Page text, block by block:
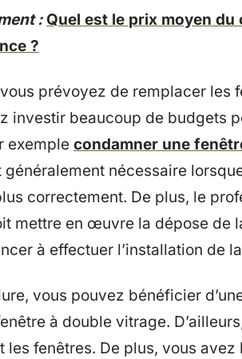
: Quel est le prix moyen
?
prévoyez de remplacer les
investir beaucoup de budgets
exemple condamner une
généralement nécessaire
correctement. De plus, le
mettre en œuvre la dépose de
à effectuer l’installation de
vous pouvez bénéficier
à double vitrage.
les fenêtres. De plus, vous